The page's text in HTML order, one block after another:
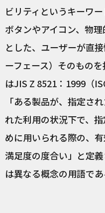
ビリティというキーワ
ボタンやアイコン、物
とした、ユーザーが直
ーフェース）そのもの
はJIS Z 8521：1999（
「ある製品が、指定さ
れた利用の状況下で、
めに用いられる際の、
満足度の度合い」と定
は異なる概念の用語であ